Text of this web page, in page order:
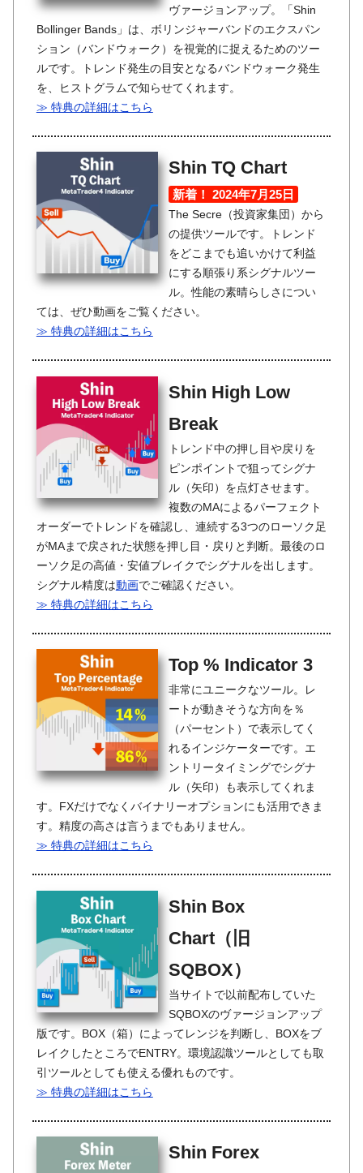
ヴァージョンアップ。「Shin
Bollinger Bands」は、ボリンジャーバンドのエクスパン
ション（バンドウォーク）を視覚的に捉えるためのツー
ルです。トレンド発生の目安となるバンドウォーク発生
を、ヒストグラムで知らせてくれます。
≫ 特典の詳細はこちら
Shin TQ Chart
新着！ 2024年7月25日
The Secre（投資家集団）から
の提供ツールです。トレンド
をどこまでも追いかけて利益
にする順張り系シグナルツー
ル。性能の素晴らしさについ
ては、ぜひ動画をご覧ください。
≫ 特典の詳細はこちら
Shin High Low
Break
トレンド中の押し目や戻りを
ピンポイントで狙ってシグナ
ル（矢印）を点灯させます。
複数のMAによるパーフェクト
オーダーでトレンドを確認し、連続する3つのローソク足
がMAまで戻された状態を押し目・戻りと判断。最後のロ
ーソク足の高値・安値ブレイクでシグナルを出します。
シグナル精度は動画でご確認ください。
≫ 特典の詳細はこちら
Top % Indicator 3
非常にユニークなツール。レ
ートが動きそうな方向を％
（パーセント）で表示してく
れるインジケーターです。エ
ントリータイミングでシグナ
ル（矢印）も表示してくれま
す。FXだけでなくバイナリーオプションにも活用できま
す。精度の高さは言うまでもありません。
≫ 特典の詳細はこちら
Shin Box
Chart（旧
SQBOX）
当サイトで以前配布していた
SQBOXのヴァージョンアップ
版です。BOX（箱）によってレンジを判断し、BOXをブ
レイクしたところでENTRY。環境認識ツールとしても取
引ツールとしても使える優れものです。
≫ 特典の詳細はこちら
Shin Forex